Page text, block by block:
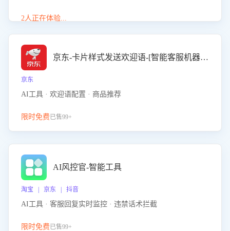
能、尺寸参数咨询等高频场景下的专业应对能力。
2人正在体验...
京东-卡片样式发送欢迎语-[智能客服机器人]
京东
AI工具 · 欢迎语配置 · 商品推荐
限时免费已售99+
AI风控官-智能工具
淘宝 | 京东 | 抖音
AI工具 · 客服回复实时监控 · 违禁话术拦截
限时免费已售99+